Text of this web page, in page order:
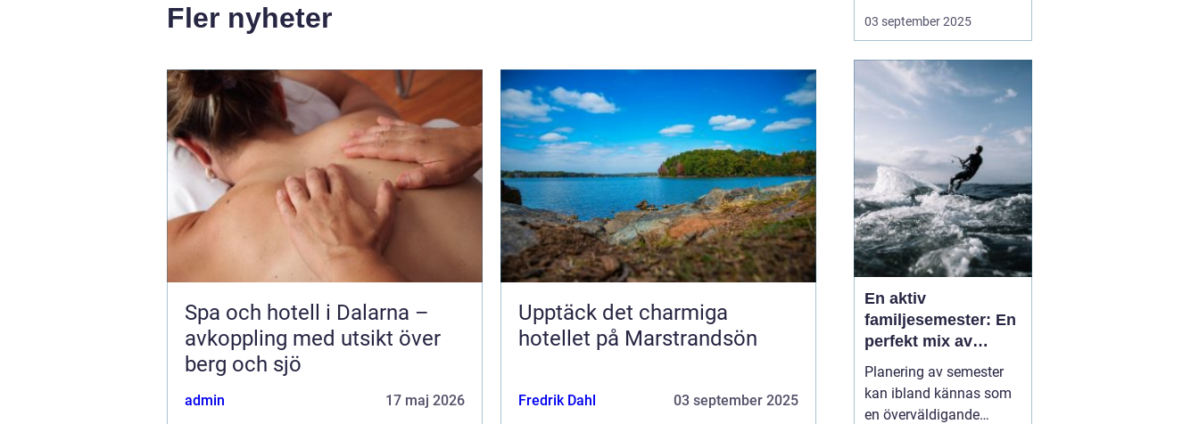
Fler nyheter
Spa och hotell i Dalarna –
avkoppling med utsikt över
berg och sjö
admin 17 maj 2026
Upptäck det charmiga
hotellet på Marstrandsön
Fredrik Dahl 03 september 2025
historiska betydelse och
pittoreska omgivning.
dess natursköna
skönhet, kulturella
03 september 2025
En aktiv
familjesemester: En
perfekt mix av
äventyr och
återhämtning
Planering av semester
kan ibland kännas som
en överväldigande